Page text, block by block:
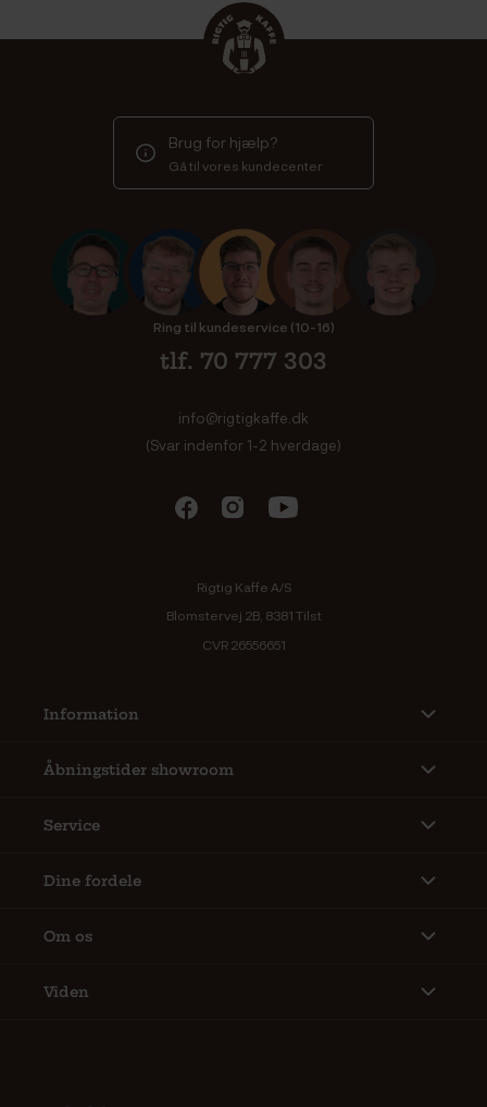
Brug for hjælp?
Gå til vores kundecenter
Ring til kundeservice (10-16)
tlf. 70 777 303
info@rigtigkaffe.dk
(Svar indenfor 1-2 hverdage)
Rigtig Kaffe A/S
Blomstervej 2B, 8381 Tilst
CVR 26556651
Information
Åbningstider showroom
Service
Dine fordele
Om os
Viden